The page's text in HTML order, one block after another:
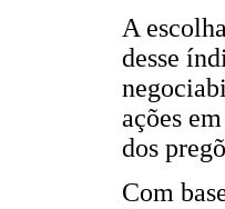
A
desse
ações
dos
Com